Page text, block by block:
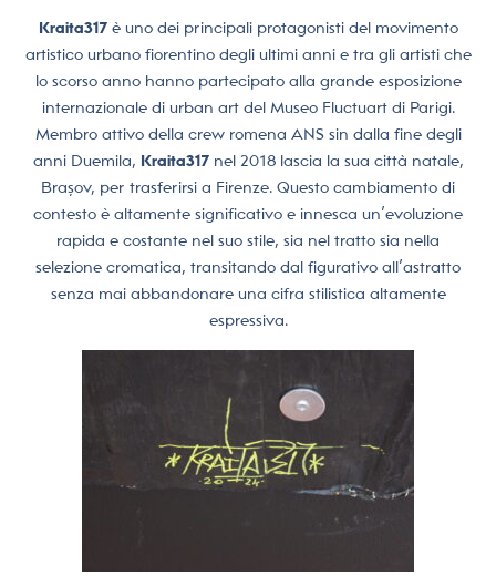
Kraita317è uno dei principali protagonisti del movimento
artistico urbano fiorentino degli ultimi anni e tra gli artisti che
lo scorso anno hanno partecipato alla grande esposizione
internazionale di urban art del Museo Fluctuart di Parigi.
Membro attivo della crew romena ANS sin dalla fine degli
anni Duemila, Kraita317nel 2018 lascia la sua città natale,
Brașov, per trasferirsi a Firenze. Questo cambiamento di
contesto è altamente significativo e innesca un’evoluzione
rapida e costante nel suo stile, sia nel tratto sia nella
selezione cromatica, transitando dal figurativo all’astratto
senza mai abbandonare una cifra stilistica altamente
espressiva.